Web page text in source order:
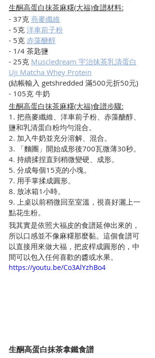
生酮高蛋白抹茶麻糬(大福)食譜材料:
- 37克 燕麥纖維
- 5克 洋車前子粉
- 5克 赤藻醣醇
- 1/4 茶匙鹽
- 25克 Muscledream 宇治抹茶乳清蛋白
Uji Matcha Whey Protein
(結帳輸入 getshredded 滿500元折50元)
- 105克 牛奶
生酮高蛋白抹茶麻糬(大福)食譜步驟:
1. 把燕麥纖維、洋車前子粉、赤藻醣醇、
鹽和乳清蛋白粉均勻混合。
2. 加入牛奶並充分溶解、混合。
3. 「麵團」開始成形後700瓦微薄30秒。
4. 持續揉捏直到稍微變硬、成形。
5. 分成每個15克的小塊。
7. 用手掌揉成圓形。
8. 放冰箱1小時。
9. 上桌以前稍微回至室溫，視喜好灑上一
點花生粉。
我其實是依照大福皮的食譜延伸出來的，
所以口感並不像麻糬那麼黏。這個食譜可
以直接用來做大福，把皮桿成圓形的，中
間可以包入任何喜歡的醬或水果。
https://youtu.be/Co3AlYzhBo4
生酮高蛋白抹茶拿鐵食譜